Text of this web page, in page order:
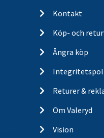
Kontakt
Köp- och
Ångra köp
Returer &
Om Valeryd
Vision